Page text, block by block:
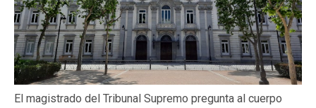
El magistrado del Tribunal Supremo pregunta al cuerpo